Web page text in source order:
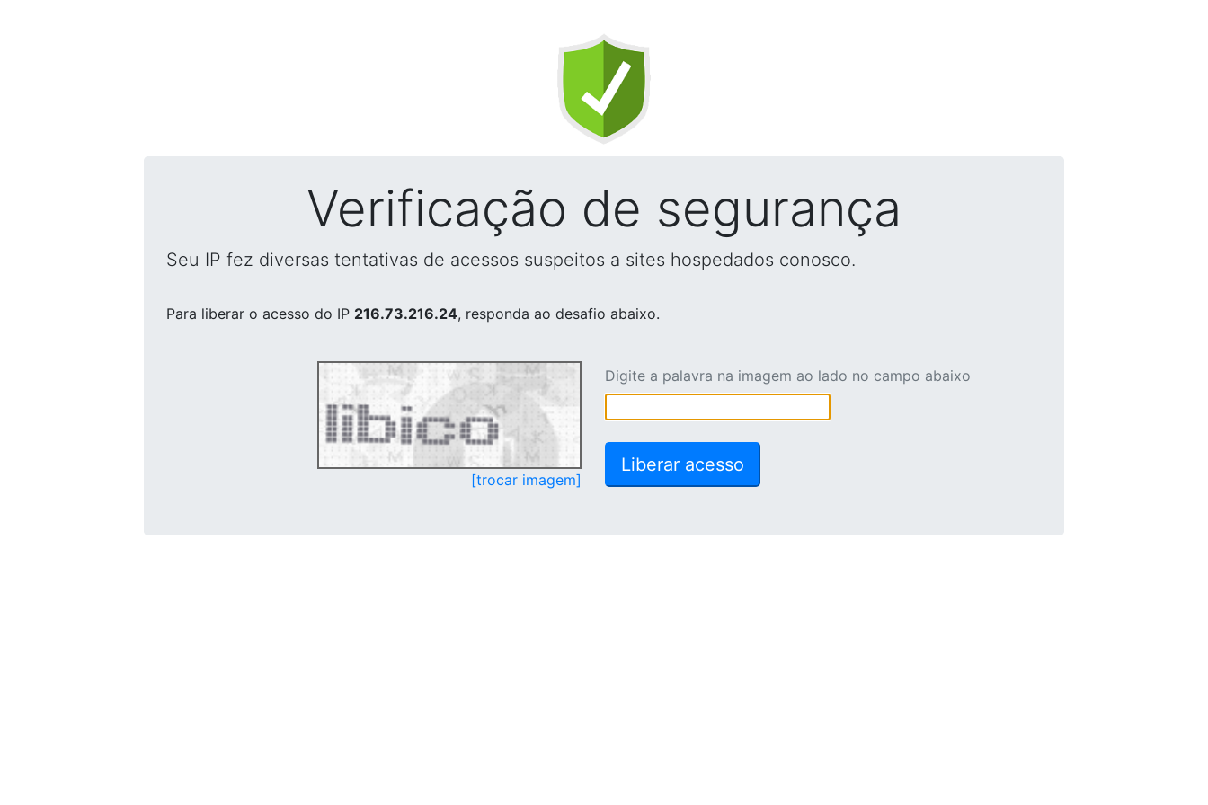
Verificação de segurança
Seu IP fez diversas tentativas de acessos suspeitos a sites hospedados conosco.
Para liberar o acesso do IP 216.73.216.24, responda ao desafio abaixo.
[trocar imagem]
Digite a palavra na imagem ao lado no campo abaixo